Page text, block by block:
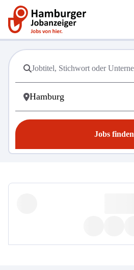
Jobs finden